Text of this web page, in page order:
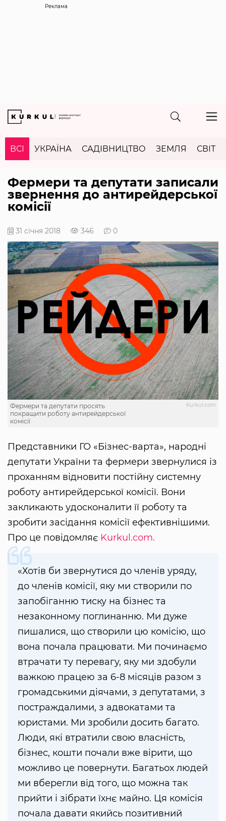
Реклама
ВСІ УКРАЇНА САДІВНИЦТВО ЗЕМЛЯ СВІТ
Фермери та депутати записали
звернення до антирейдерської
комісії
31 січня 2018 346 0
Kurkul.com
Фермери та депутати просять
покращити роботу антирейдерської
комісії
Представники ГО «Бізнес-варта», народні
депутати України та фермери звернулися із
проханням відновити постійну системну
роботу антирейдерської комісії. Вони
закликають удосконалити її роботу та
зробити засідання комісії ефективнішими.
Про це повідомляє Kurkul.com.
«Хотів би звернутися до членів уряду,
до членів комісії, яку ми створили по
запобіганню тиску на бізнес та
незаконному поглинанню. Ми дуже
пишалися, що створили цю комісію, що
вона почала працювати. Ми починаємо
втрачати ту перевагу, яку ми здобули
важкою працею за 6-8 місяців разом з
громадськими діячами, з депутатами, з
постраждалими, з адвокатами та
юристами. Ми зробили досить багато.
Люди, які втратили свою власність,
бізнес, кошти почали вже вірити, що
можливо це повернути. Багатьох людей
ми вберегли від того, що можна так
прийти і зібрати їхнє майно. Ця комісія
почала давати якийсь позитивний